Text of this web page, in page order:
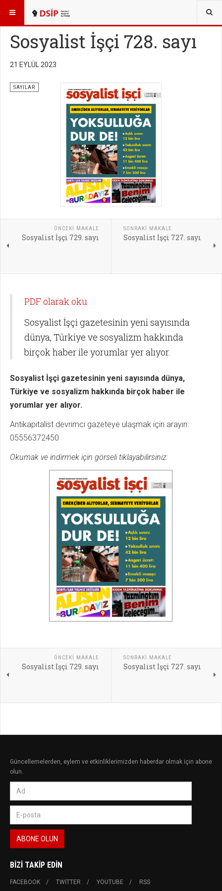
BURADASINIZ: YAYINLAR
Sosyalist İşçi 728. sayı
21 EYLÜL 2023
SAYILAR
ÖNCEKI MAKALE
Sosyalist İşçi 729. sayı
SONRAKI MAKALE
Sosyalist İşçi 727. sayı
PDF olarak oku
Sosyalist İşçi gazetesinin yeni sayısında
dünya, Türkiye ve sosyalizm hakkında
birçok haber ile yorumlar yer alıyor.
Sosyalist İşçi gazetesinin yeni sayısında dünya,
Türkiye ve sosyalizm hakkında birçok haber ile
yorumlar yer alıyor.
Antikapitalist devrimci gazeteye ulaşmak için arayın:
05556372450
Okumak ve indirmek için görseli tıklayabilirsiniz:
ÖNCEKI MAKALE
Sosyalist İşçi 729. sayı
SONRAKI MAKALE
Sosyalist İşçi 727. sayı
Güncellemelerden, eylem ve etkinliklerimizden haberdar olmak için abone
olun.
BIZI TAKIP EDIN
FACEBOOK TWITTER YOUTUBE RSS